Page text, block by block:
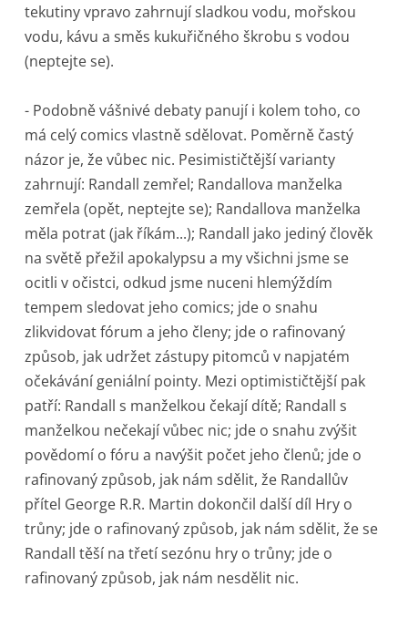
tekutiny vpravo zahrnují sladkou vodu, mořskou
vodu, kávu a směs kukuřičného škrobu s vodou
(neptejte se).
- Podobně vášnivé debaty panují i kolem toho, co
má celý comics vlastně sdělovat. Poměrně častý
názor je, že vůbec nic. Pesimističtější varianty
zahrnují: Randall zemřel; Randallova manželka
zemřela (opět, neptejte se); Randallova manželka
měla potrat (jak říkám...); Randall jako jediný člověk
na světě přežil apokalypsu a my všichni jsme se
ocitli v očistci, odkud jsme nuceni hlemýždím
tempem sledovat jeho comics; jde o snahu
zlikvidovat fórum a jeho členy; jde o rafinovaný
způsob, jak udržet zástupy pitomců v napjatém
očekávání geniální pointy. Mezi optimističtější pak
patří: Randall s manželkou čekají dítě; Randall s
manželkou nečekají vůbec nic; jde o snahu zvýšit
povědomí o fóru a navýšit počet jeho členů; jde o
rafinovaný způsob, jak nám sdělit, že Randallův
přítel George R.R. Martin dokončil další díl Hry o
trůny; jde o rafinovaný způsob, jak nám sdělit, že se
Randall těší na třetí sezónu hry o trůny; jde o
rafinovaný způsob, jak nám nesdělit nic.